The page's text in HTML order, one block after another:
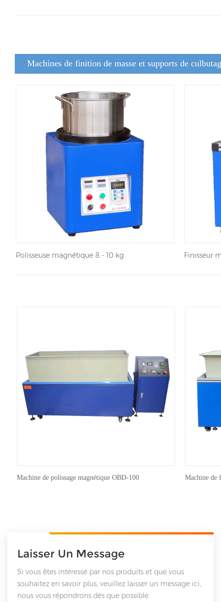
Machines de finition de masse et supports de
Polisseuse magnétique 8 - 10 kg Finisseur
Machine de polissage magnétique OBD-100 Machine de
Laisser Un Message
Si vous êtes intéressé par nos produits et que vous
souhaitez en savoir plus, veuillez laisser un message ici,
nous vous répondrons dès que possible.